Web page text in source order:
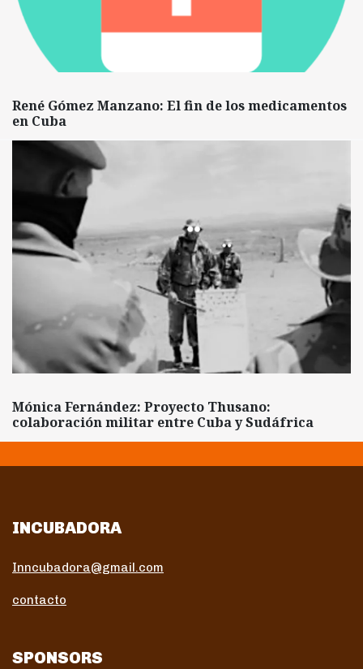
René Gómez Manzano: El fin de los medicamentos
en Cuba
Mónica Fernández: Proyecto Thusano:
colaboración militar entre Cuba y Sudáfrica
INCUBADORA
Inncubadora@gmail.com
contacto
SPONSORS